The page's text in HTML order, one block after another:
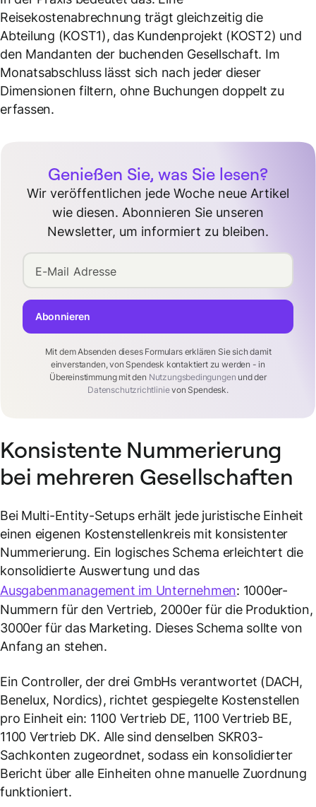
Reisekostenabrechnung trägt gleichzeitig die
Abteilung (KOST1), das Kundenprojekt (KOST2) und
den Mandanten der buchenden Gesellschaft. Im
Monatsabschluss lässt sich nach jeder dieser
Dimensionen filtern, ohne Buchungen doppelt zu
erfassen.
Genießen Sie, was Sie lesen?
Wir veröffentlichen jede Woche neue Artikel
wie diesen. Abonnieren Sie unseren
Newsletter, um informiert zu bleiben.
E-Mail Adresse
Mit dem Absenden dieses Formulars erklären Sie sich damit
einverstanden, von Spendesk kontaktiert zu werden - in
Übereinstimmung mit den Nutzungsbedingungen und der
Datenschutzrichtlinievon Spendesk.
Abonnieren
Konsistente Nummerierung
bei mehreren Gesellschaften
Bei Multi-Entity-Setups erhält jede juristische Einheit
einen eigenen Kostenstellenkreis mit konsistenter
Nummerierung. Ein logisches Schema erleichtert die
konsolidierte Auswertung und das
Ausgabenmanagement im Unternehmen: 1000er-
Nummern für den Vertrieb, 2000er für die Produktion,
3000er für das Marketing. Dieses Schema sollte von
Anfang an stehen.
Ein Controller, der drei GmbHs verantwortet (DACH,
Benelux, Nordics), richtet gespiegelte Kostenstellen
pro Einheit ein: 1100 Vertrieb DE, 1100 Vertrieb BE,
1100 Vertrieb DK. Alle sind denselben SKR03-
Sachkonten zugeordnet, sodass ein konsolidierter
Bericht über alle Einheiten ohne manuelle Zuordnung
funktioniert.